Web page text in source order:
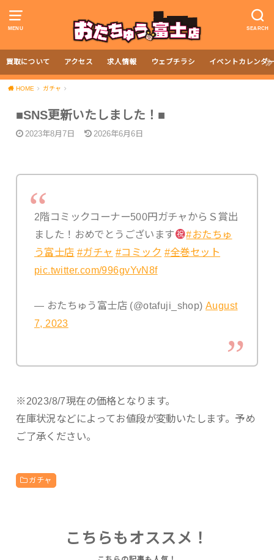
MENU SEARCH
買取について アクセス 求人情報 ウェブチラシ イベントカレンダ
HOME ガチャ
■SNS更新いたしました！■
2023年8月7日 2026年6月6日
2階コミックコーナー500円ガチャからＳ賞出
ました！おめでとうございます
#おたちゅ
う富士店 #ガチャ #コミック #全巻セット
pic.twitter.com/996gvYvN8f
— おたちゅう富士店 (@otafuji_shop)August
7, 2023
※2023/8/7現在の価格となります。
在庫状況などによってお値段が変動いたします。予め
ご了承ください。
ガチャ
こちらもオススメ！